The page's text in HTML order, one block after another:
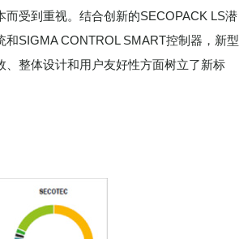
而受到重视。结合创新的SECOPACK LS潜
和SIGMA CONTROL SMART控制器，新型
、整体设计和用户友好性方面树立了新标